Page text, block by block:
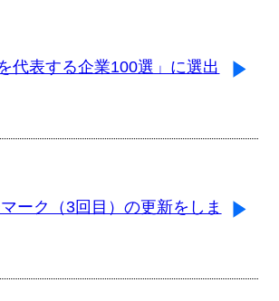
代表する企業100選」に選出
ーク（3回目）の更新をしま